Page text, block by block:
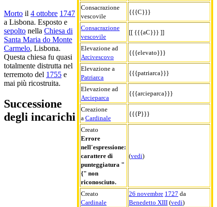
Consacrazione
vescovile
{{{C}}}
Consacrazione
vescovile
[[ {{{aC}}} ]]
Elevazione ad
Arcivescovo
{{{elevato}}}
Elevazione a
Patriarca
{{{patriarca}}}
Elevazione ad
Arcieparca
{{{arcieparca}}}
Creazione
a Cardinale
{{{P}}}
Creato
Errore
nell'espressione:
carattere di
punteggiatura "
{" non
riconosciuto.
(vedi)
Creato
Cardinale
26 novembre 1727 da
Benedetto XIII (vedi)
Morto il 4 ottobre 1747
a Lisbona. Esposto e
sepolto nella Chiesa di
Santa Maria do Monte
Carmelo, Lisbona.
Questa chiesa fu quasi
totalmente distrutta nel
terremoto del 1755 e
mai più ricostruita.
Successione
degli incarichi